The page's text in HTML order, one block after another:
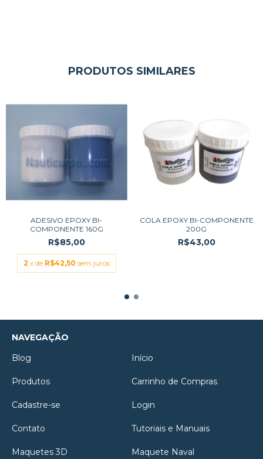
PRODUTOS SIMILARES
ADESIVO EPOXY BI-
COMPONENTE 160G
R$85,00
2 x de R$42,50 sem juros
COLA EPOXY BI-COMPONENTE
200G
R$43,00
NAVEGAÇÃO
Blog
Início
Produtos Carrinho de Compras
Cadastre-se Login
Contato Tutoriais e Manuais
Maquetes 3D Maquete Naval